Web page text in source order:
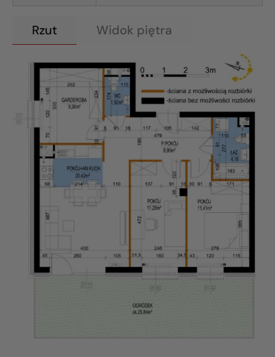
Rzut Widok piętra